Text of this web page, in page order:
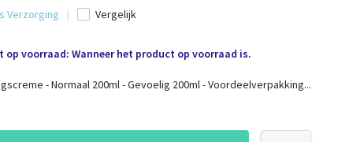
Verzorging Vergelijk
op voorraad: Wanneer het product op voorraad is.
- Normaal 200ml - Gevoelig 200ml - Voordeelverpakking...